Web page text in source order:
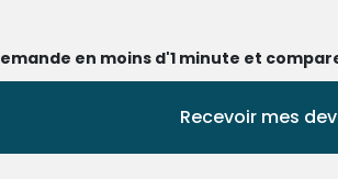
en moins d'1 minute et
Recevoir mes